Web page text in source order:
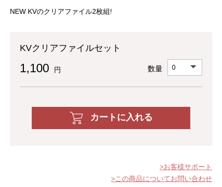
NEW KVのクリアファイル2枚組!
KVクリアファイルセット
1,100 円 数量
カートに入れる
お客様サポート
この商品についてお問い合わせ